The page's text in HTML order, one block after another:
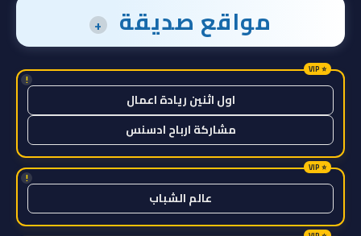
مواقع صديقة +
!
اول اثنين ريادة اعمال
مشاركة ارباح ادسنس
!
عالم الشباب